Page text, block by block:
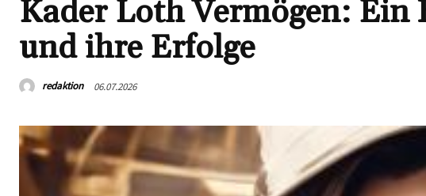
Kader Loth Vermögen:
und ihre Erfolge
redaktion 06.07.2026